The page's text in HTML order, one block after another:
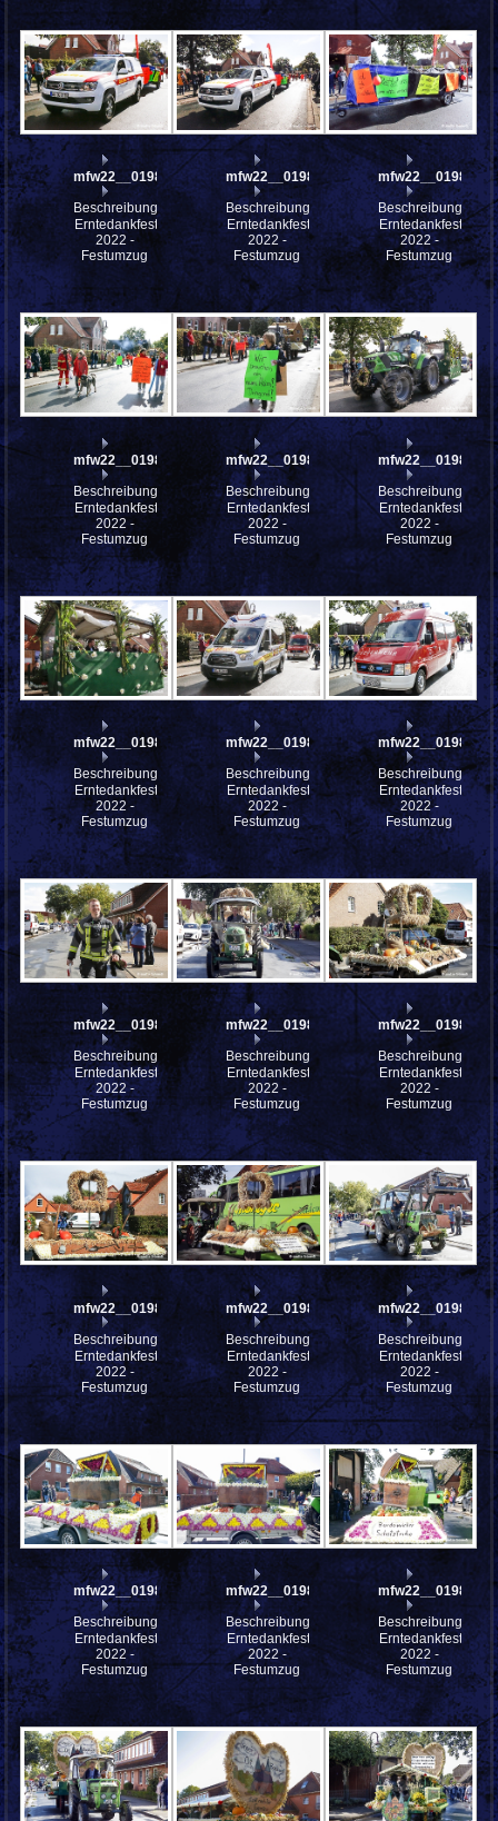
mfw22__0198369
Beschreibung:
Erntedankfest
2022 -
Festumzug
mfw22__0198368
Beschreibung:
Erntedankfest
2022 -
Festumzug
mfw22__0198367
Beschreibung:
Erntedankfest
2022 -
Festumzug
mfw22__0198366
Beschreibung:
Erntedankfest
2022 -
Festumzug
mfw22__0198365
Beschreibung:
Erntedankfest
2022 -
Festumzug
mfw22__0198360
Beschreibung:
Erntedankfest
2022 -
Festumzug
mfw22__0198359
Beschreibung:
Erntedankfest
2022 -
Festumzug
mfw22__0198358
Beschreibung:
Erntedankfest
2022 -
Festumzug
mfw22__0198356
Beschreibung:
Erntedankfest
2022 -
Festumzug
mfw22__0198355
Beschreibung:
Erntedankfest
2022 -
Festumzug
mfw22__0198349
Beschreibung:
Erntedankfest
2022 -
Festumzug
mfw22__0198348
Beschreibung:
Erntedankfest
2022 -
Festumzug
mfw22__0198347
Beschreibung:
Erntedankfest
2022 -
Festumzug
mfw22__0198345
Beschreibung:
Erntedankfest
2022 -
Festumzug
mfw22__0198333
Beschreibung:
Erntedankfest
2022 -
Festumzug
mfw22__0198332
Beschreibung:
Erntedankfest
2022 -
Festumzug
mfw22__0198331
Beschreibung:
Erntedankfest
2022 -
Festumzug
mfw22__0198330
Beschreibung:
Erntedankfest
2022 -
Festumzug